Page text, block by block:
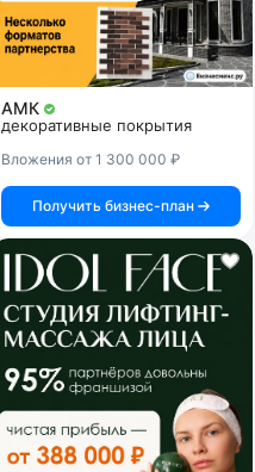
АМК
декоративные покрытия
Вложения от 1 300 000 ₽
Получить бизнес-план